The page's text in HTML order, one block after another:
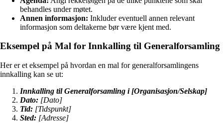
behandles under møtet.
Annen informasjon: Inkluder eventuell annen relevant
informasjon som deltakerne bør være kjent med.
Eksempel på Mal for Innkalling til Generalforsamling
Her er et eksempel på hvordan en mal for generalforsamlingens
innkalling kan se ut:
Innkalling til Generalforsamling i [Organisasjon/Selskap]
Dato: [Dato]
Tid: [Tidspunkt]
Sted: [Adresse]